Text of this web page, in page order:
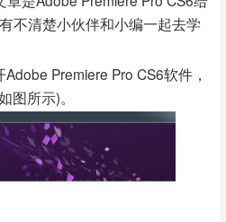
不清楚小伙伴和小编一起去学
Premiere Pro CS6软件，
图所示)。